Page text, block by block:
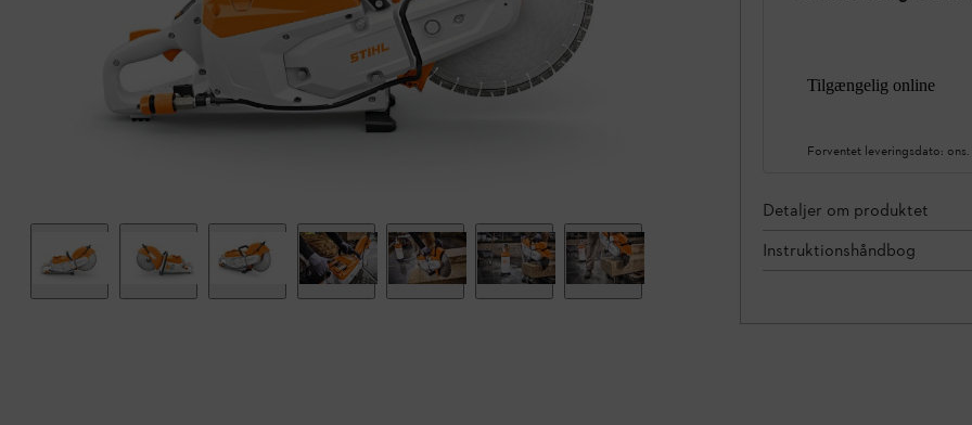
Tilgængelig online
Forventet leveringsdato:
Detaljer om produktet
Instruktionshåndbog